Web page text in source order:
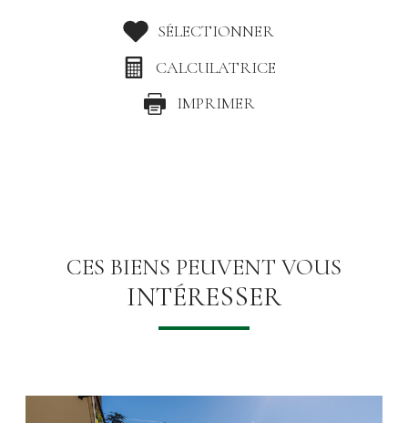
SÉLECTIONNER
CALCULATRICE
IMPRIMER
CES BIENS PEUVENT VOUS
INTÉRESSER